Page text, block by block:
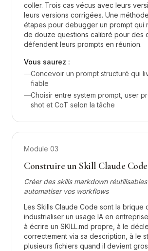
coller. Trois cas vécus avec leurs
leurs versions corrigées. Une
étapes pour debugger un prompt qui
de douze questions calibré pour des
défendent leurs prompts en réunion.
Vous saurez :
—Concevoir un prompt structuré qui
fiable
—Choisir entre system prompt, user
shot et CoT selon la tâche
Module 03
Construire un Skill Claude Code
Créer des skills markdown
automatiser vos workflows
Les Skills Claude Code sont la brique
industrialiser un usage IA en
à écrire un SKILL.md propre, à le
correctement via sa description, à le
plusieurs fichiers quand il devient